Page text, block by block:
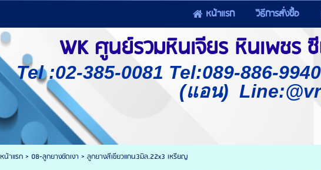
หน้าแรก วิธีการสั่งซื้อ
WK ศูนย์รวมหินเจียร หินเพชร
Tel :02-385-0081 Tel:089-886-
(แอน)
หน้าแรก> 08-ลูกยางขัดเงา > ลูกยางสีเขียวแกน3มิล.22x3 เหรียญ